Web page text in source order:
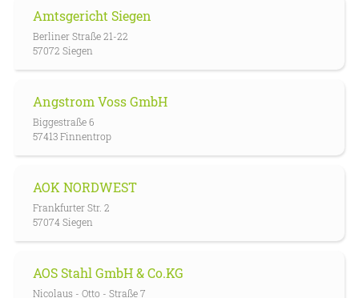
Amtsgericht Siegen
Berliner Straße 21-22
57072 Siegen
Angstrom Voss GmbH
Biggestraße 6
57413 Finnentrop
AOK NORDWEST
Frankfurter Str. 2
57074 Siegen
AOS Stahl GmbH & Co.KG
Nicolaus - Otto - Straße 7